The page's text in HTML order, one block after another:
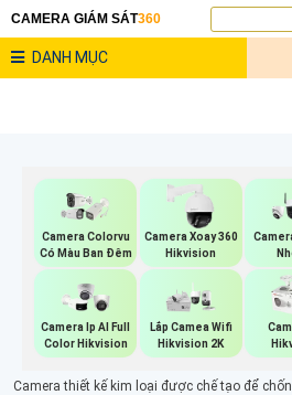
CAMERA GIÁM SÁT360
DANH MỤC
Camera Colorvu
Có Màu Ban Đêm
Camera Xoay 360
Hikvision
Camera Ip AI Full
Color Hikvision
Lắp Camea Wifi
Hikvision 2K
Camera thiết kế kim loại được chế tạo để